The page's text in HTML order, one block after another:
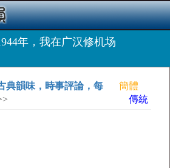
年，我在广汉修机场
典韻味，時事評論，每
簡體
傳統